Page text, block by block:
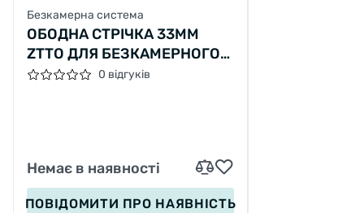
Безкамерна система
ОБОДНА СТРІЧКА 33ММ
ZTTO ДЛЯ БЕЗКАМЕРНОГО
КОЛЕСА 10М0 відгуків
Немає в наявності
ПОВІДОМИТИ ПРО НАЯВНІСТЬ